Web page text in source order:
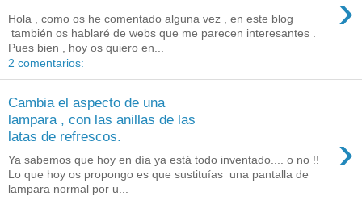
›
Hola , como os he comentado alguna vez , en este blog
también os hablaré de webs que me parecen interesantes .
Pues bien , hoy os quiero en...
2 comentarios:
Cambia el aspecto de una
lampara , con las anillas de las
latas de refrescos.
›
Ya sabemos que hoy en día ya está todo inventado.... o no !!
Lo que hoy os propongo es que sustituías una pantalla de
lampara normal por u...